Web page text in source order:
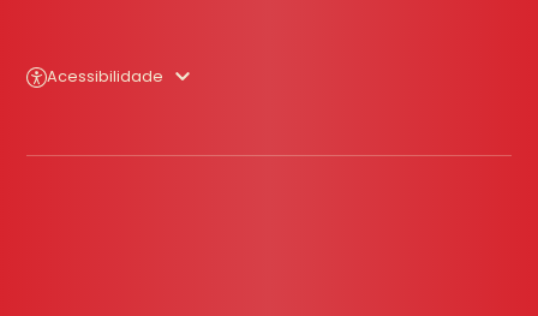
Acessibilidade